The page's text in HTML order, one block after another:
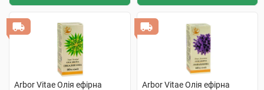
Arbor Vitae Олія ефірна
Arbor Vitae Олія ефірна